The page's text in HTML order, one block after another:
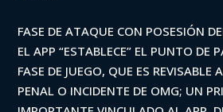
FASE DE ATAQUE CON POSESIÓN
EL APP “ESTABLECE” EL PUNTO DE
FASE DE JUEGO, QUE ES REVISABLE
PENAL O INCIDENTE DE OMG; UN